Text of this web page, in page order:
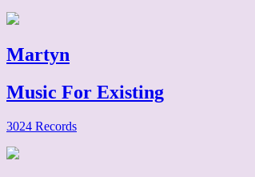
Martyn
Music For Existing
3024 Records